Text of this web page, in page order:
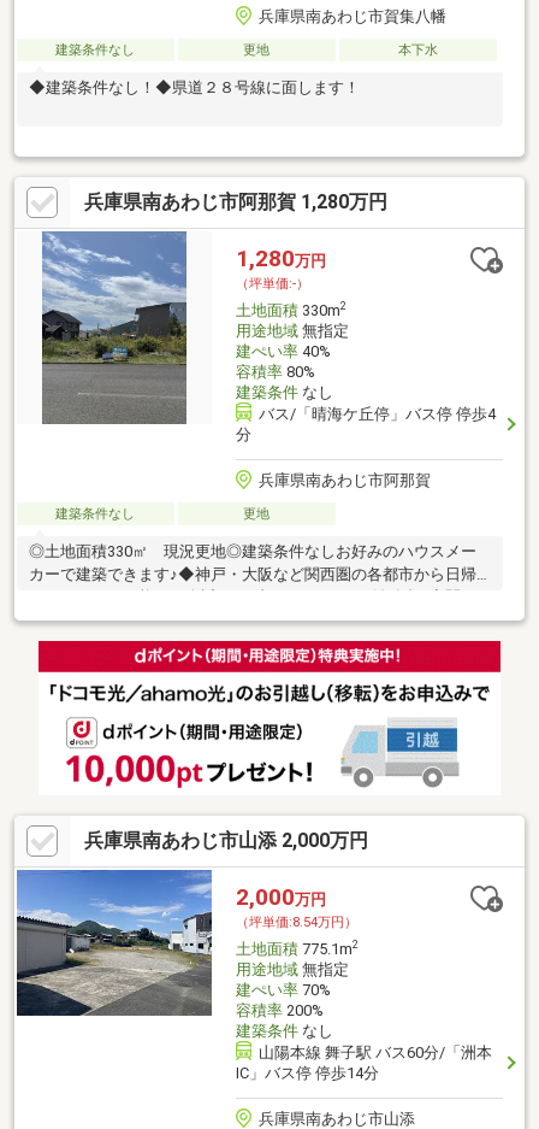
兵庫県南あわじ市賀集八幡
建築条件なし 更地 本下水
◆建築条件なし！◆県道２８号線に面します！
兵庫県南あわじ市阿那賀 1,280万円
1,280万円
（坪単価:-）
土地面積330m2
用途地域無指定
建ぺい率40%
容積率80%
建築条件なし
バス/「晴海ケ丘停」バス停 停歩4
分
兵庫県南あわじ市阿那賀
建築条件なし 更地
◎土地面積330㎡ 現況更地◎建築条件なしお好みのハウスメー
カーで建築できます♪◆神戸・大阪など関西圏の各都市から日帰
屈指の眺望と瀟酒な街並みで人気の大型リゾートタウンです♪◆
最近ではリモートワークや、ワーケーション、サテライトオフィ
スの舞台としても注目を浴びています！
兵庫県南あわじ市山添 2,000万円
2,000万円
（坪単価:8.54万円）
土地面積775.1m2
用途地域無指定
建ぺい率70%
容積率200%
建築条件なし
山陽本線 舞子駅 バス60分/「洲本
IC」バス停 停歩14分
兵庫県南あわじ市山添